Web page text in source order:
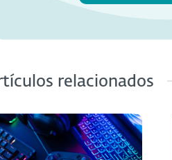
relacionados